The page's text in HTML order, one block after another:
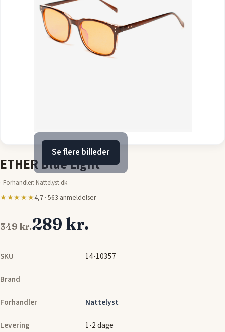
Se flere billeder
SKU 14-10357
Brand
Forhandler Nattelyst
Levering 1-2 dage
ETHER Blue Light
· Forhandler: Nattelyst.dk
★★★★★4,7 · 563 anmeldelser
349 kr.289 kr.